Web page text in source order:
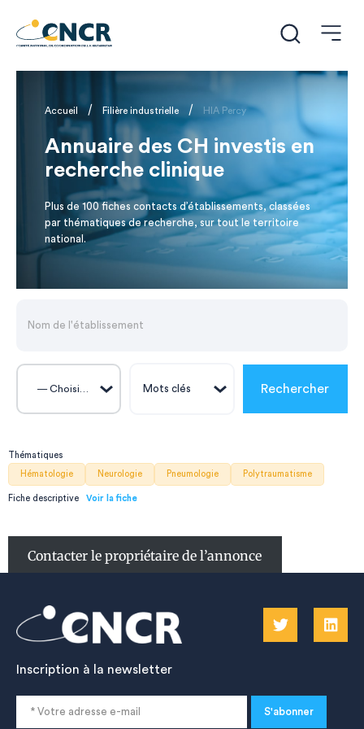
Accueil / Filière industrielle / HIA Percy
Annuaire des CH investis en
recherche clinique
Plus de 100 fiches contacts d’établissements, classées
par thématiques de recherche, sur tout le territoire
national.
Thématiques
Hématologie Neurologie Pneumologie Polytraumatisme
Fiche descriptive
Contacter le propriétaire de l’annonce
Inscription à la newsletter
S'abonner